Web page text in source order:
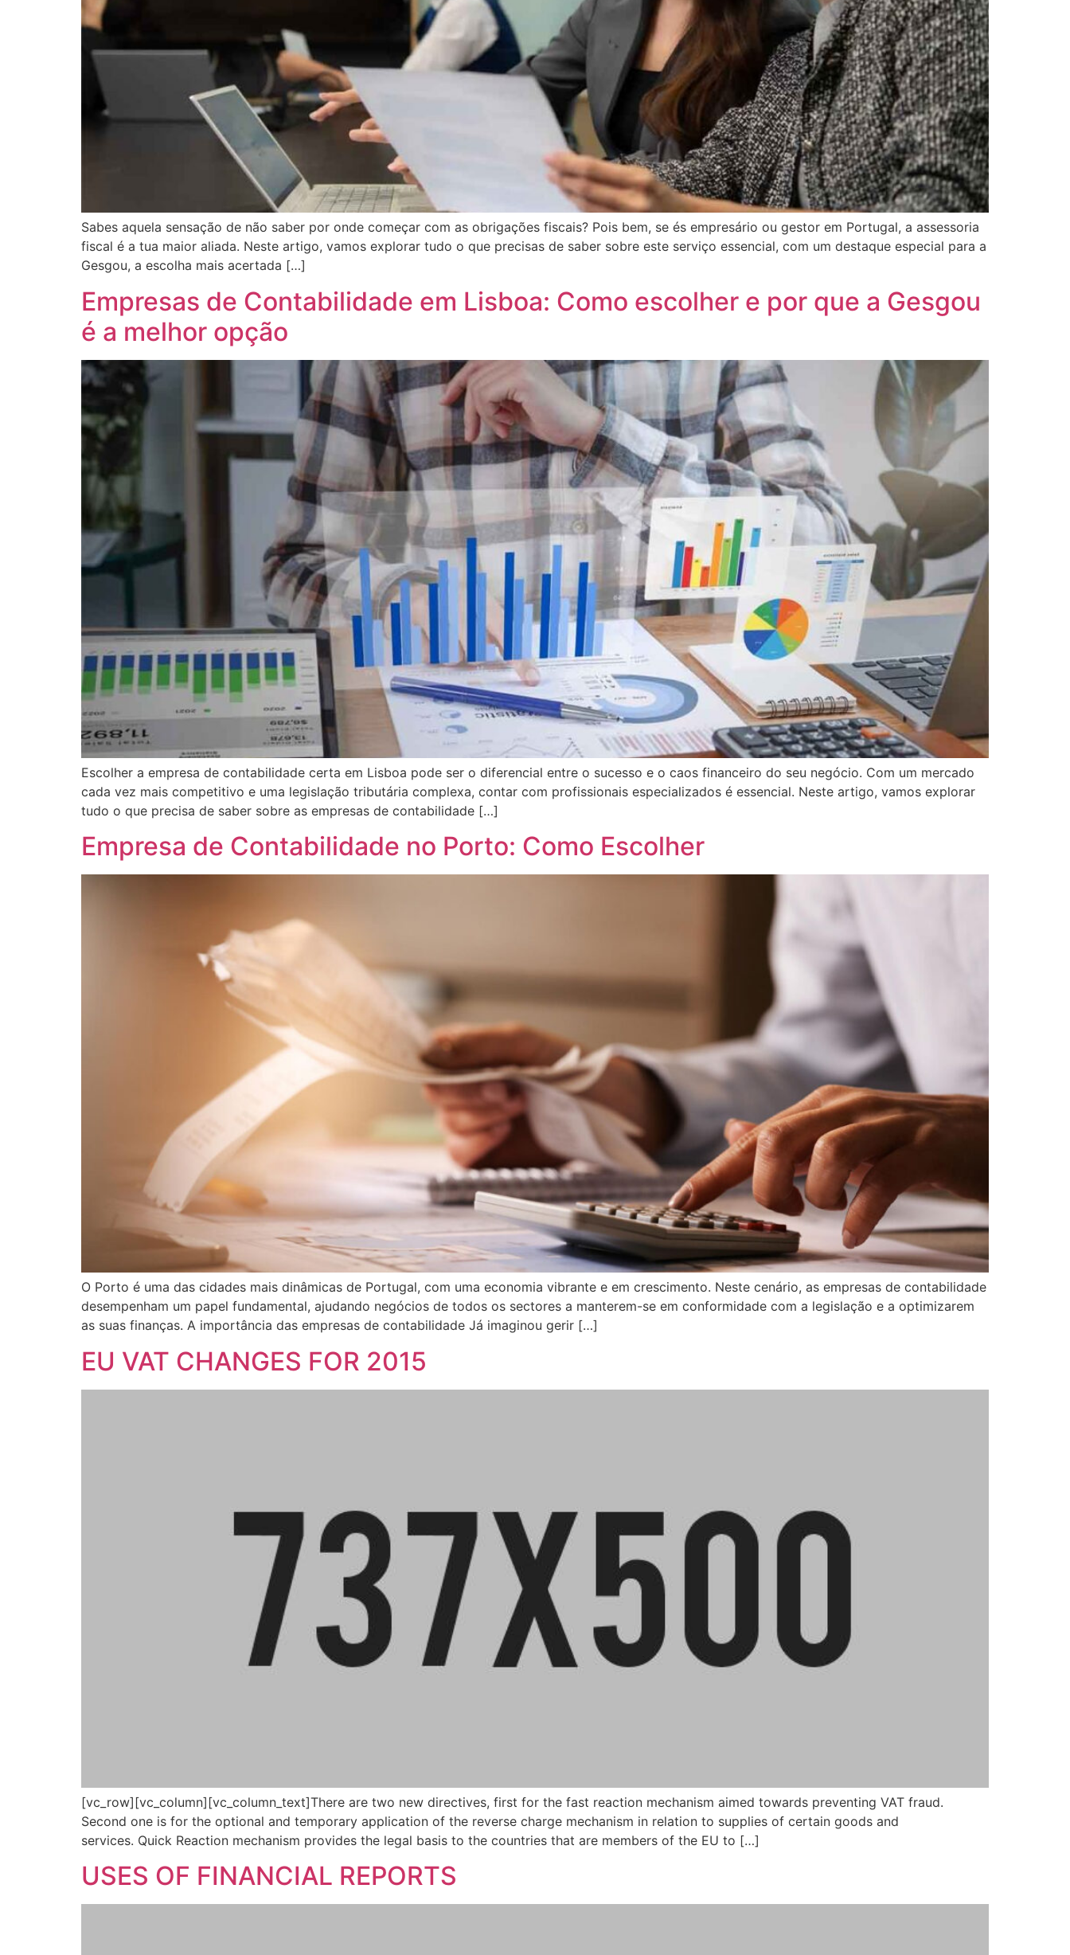
Sabes aquela sensação de não saber por onde começar com as obrigações fiscais? Pois bem, se és empresário ou gestor em Portugal, a assessoria
fiscal é a tua maior aliada. Neste artigo, vamos explorar tudo o que precisas de saber sobre este serviço essencial, com um destaque especial para a
Gesgou, a escolha mais acertada […]
Empresas de Contabilidade em Lisboa: Como escolher e por que a Gesgou
é a melhor opção
Escolher a empresa de contabilidade certa em Lisboa pode ser o diferencial entre o sucesso e o caos financeiro do seu negócio. Com um mercado
cada vez mais competitivo e uma legislação tributária complexa, contar com profissionais especializados é essencial. Neste artigo, vamos explorar
tudo o que precisa de saber sobre as empresas de contabilidade […]
Empresa de Contabilidade no Porto: Como Escolher
O Porto é uma das cidades mais dinâmicas de Portugal, com uma economia vibrante e em crescimento. Neste cenário, as empresas de contabilidade
desempenham um papel fundamental, ajudando negócios de todos os sectores a manterem-se em conformidade com a legislação e a optimizarem
as suas finanças. A importância das empresas de contabilidade Já imaginou gerir […]
EU VAT CHANGES FOR 2015
[vc_row][vc_column][vc_column_text]There are two new directives, first for the fast reaction mechanism aimed towards preventing VAT fraud.
Second one is for the optional and temporary application of the reverse charge mechanism in relation to supplies of certain goods and
services. Quick Reaction mechanism provides the legal basis to the countries that are members of the EU to […]
USES OF FINANCIAL REPORTS